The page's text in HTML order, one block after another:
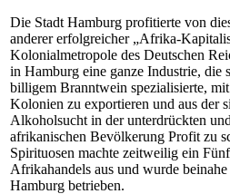
Die Stadt Hamburg profitierte von
anderer erfolgreicher „Afrika-
Kolonialmetropole des Deutschen
in Hamburg eine ganze Industrie, die
billigem Branntwein spezialisierte,
Kolonien zu exportieren und aus der
Alkoholsucht in der unterdrückten
afrikanischen Bevölkerung Profit zu
Spirituosen machte zeitweilig ein
Afrikahandels aus und wurde
Hamburg betrieben.